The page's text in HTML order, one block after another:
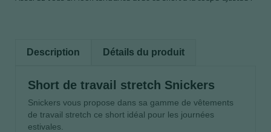
Description Détails du produit
Short de travail stretch Snickers
Snickers vous propose dans sa gamme de vêtements
de travail stretch ce short idéal pour les journées
estivales.